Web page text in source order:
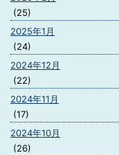
(25)
2025年1月
(24)
2024年12月
(22)
2024年11月
(17)
2024年10月
(26)